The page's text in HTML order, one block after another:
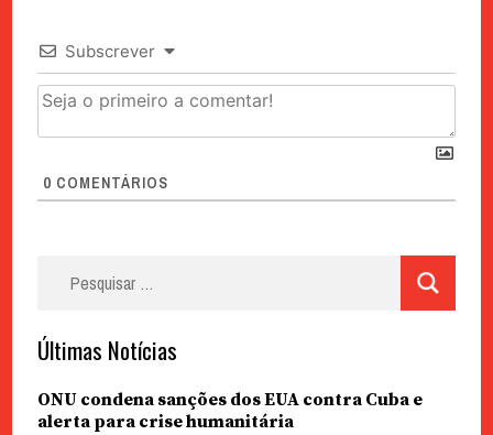
Subscrever
0 COMENTÁRIOS
Últimas Notícias
ONU condena sanções dos EUA contra Cuba e
alerta para crise humanitária